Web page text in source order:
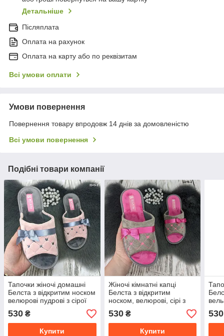
Детальніше
Післяплата
Оплата на рахунок
Оплата на карту або по реквізитам
Всі умови оплати
Умови повернення
Повернення товару впродовж 14 днів за домовленістю
Всі умови повернення
Подібні товари компанії
Тапочки жіночі домашні
Белста з відкритим носком
велюрові пудрові з сірої
устілкою
530 ₴
Купити
Жіночі кімнатні капці
Белста з відкритим
носком, велюрові, сірі з
малиновою устілкою
530₴
Купити
530